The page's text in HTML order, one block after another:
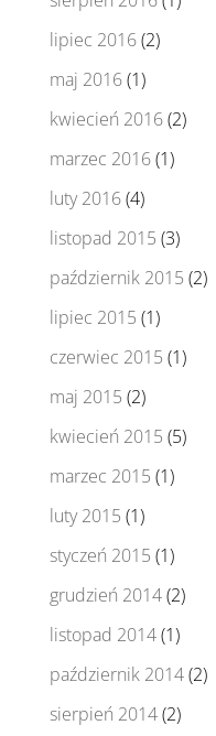
lipiec 2016(2)
maj 2016(1)
kwiecień 2016(2)
marzec 2016(1)
luty 2016(4)
listopad 2015 (3)
październik 2015 (2)
lipiec 2015 (1)
czerwiec 2015 (1)
maj 2015 (2)
kwiecień 2015 (5)
marzec 2015 (1)
luty 2015 (1)
styczeń 2015 (1)
grudzień 2014(2)
listopad 2014(1)
październik 2014(2)
sierpień 2014(2)